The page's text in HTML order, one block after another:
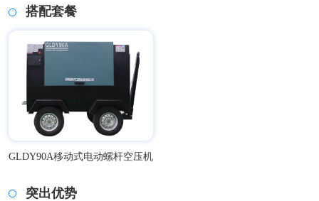
搭配套餐
GLDY90A移动式电动螺杆空压机
突出优势